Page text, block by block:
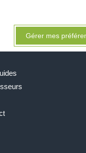
Gérer mes